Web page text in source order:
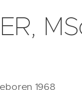
1968